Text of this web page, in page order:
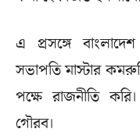
এ প্রসঙ্গে
সভাপতি মাস্টার
পক্ষে রাজনীতি
গৌরব।